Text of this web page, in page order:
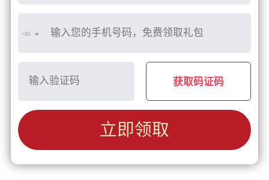
+86
获取码证码
立即领取